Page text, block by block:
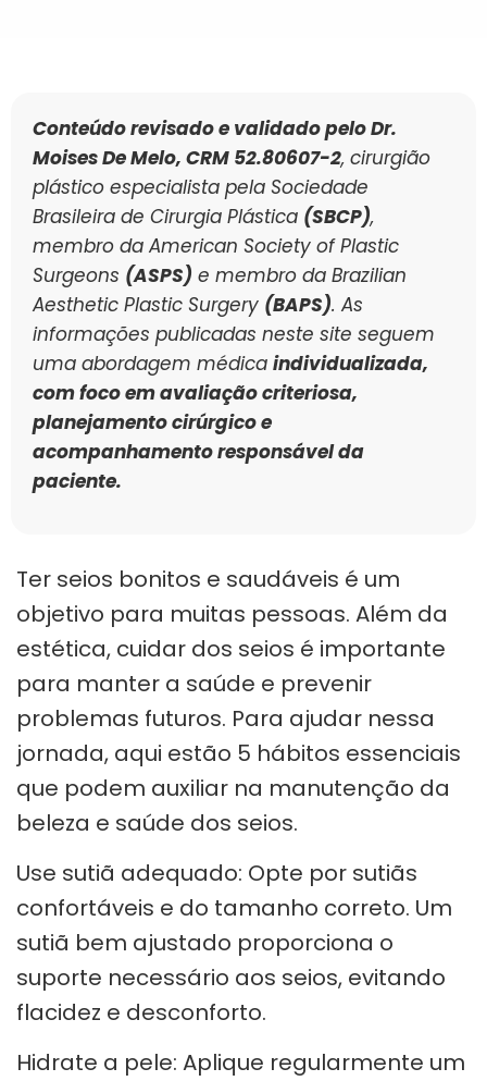
Conteúdo revisado e validado pelo Dr.
Moises De Melo, CRM 52.80607-2, cirurgião
plástico especialista pela Sociedade
Brasileira de Cirurgia Plástica (SBCP),
membro da American Society of Plastic
Surgeons (ASPS) e membro da Brazilian
Aesthetic Plastic Surgery (BAPS). As
informações publicadas neste site seguem
uma abordagem médica individualizada,
com foco em avaliação criteriosa,
planejamento cirúrgico e
acompanhamento responsável da
paciente.
Ter seios bonitos e saudáveis é um
objetivo para muitas pessoas. Além da
estética, cuidar dos seios é importante
para manter a saúde e prevenir
problemas futuros. Para ajudar nessa
jornada, aqui estão 5 hábitos essenciais
que podem auxiliar na manutenção da
beleza e saúde dos seios.
Use sutiã adequado: Opte por sutiãs
confortáveis e do tamanho correto. Um
sutiã bem ajustado proporciona o
suporte necessário aos seios, evitando
flacidez e desconforto.
Hidrate a pele: Aplique regularmente um